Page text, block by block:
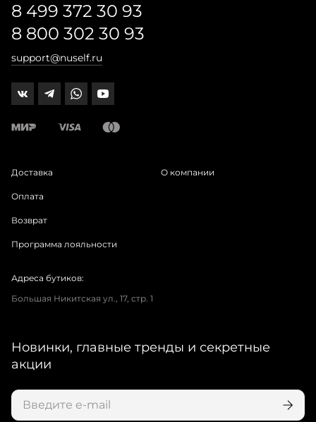
8 499 372 30 93
8 800 302 30 93
support@nuself.ru
Доставка
Оплата
Возврат
Программа лояльности
О компании
Адреса бутиков:
Большая Никитская ул., 17, стр. 1
Новинки, главные тренды и секретные
акции